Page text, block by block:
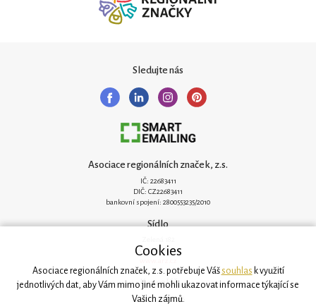
Sledujte nás
Asociace regionálních značek, z.s.
IČ: 22683411
DIČ: CZ22683411
bankovní spojení: 2800553235/2010
Sídlo
251 62 Mukařov
Kancelář
Svatovítská 906/6
Cookies
Asociace regionálních značek, z.s. potřebuje Vášsouhlas k využití
jednotlivých dat, aby Vám mimo jiné mohli ukazovat informace týkající se
Vašich zájmů.